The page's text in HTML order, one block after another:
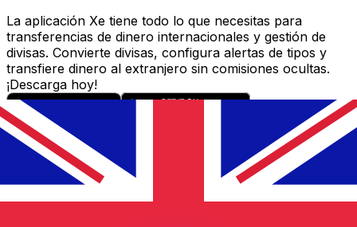
La aplicación Xe tiene todo lo que necesitas para
transferencias de dinero internacionales y gestión de
divisas. Convierte divisas, configura alertas de tipos y
transfiere dinero al extranjero sin comisiones ocultas.
¡Descarga hoy!